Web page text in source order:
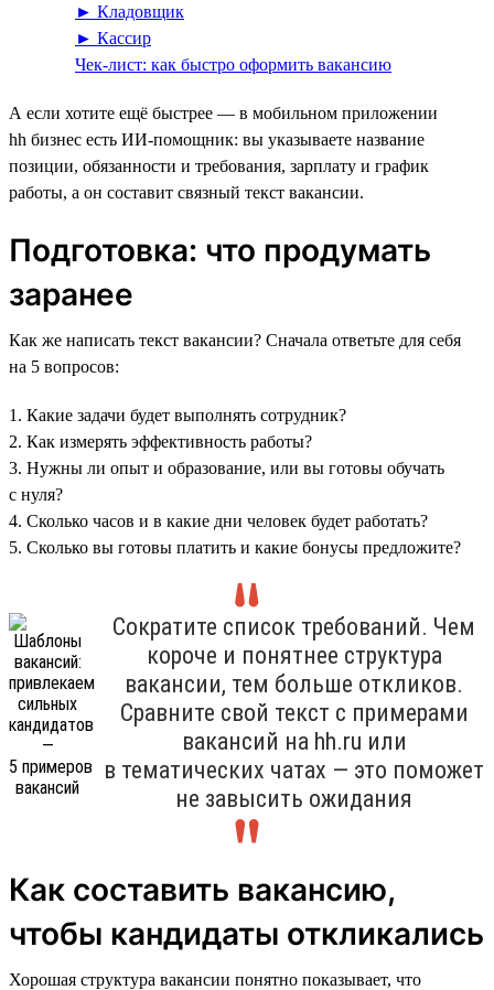
► Кладовщик
► Кассир
Чек-лист: как быстро оформить вакансию
А если хотите ещё быстрее — в мобильном приложении
hh бизнес есть ИИ‑помощник: вы указываете название
позиции, обязанности и требования, зарплату и график
работы, а он составит связный текст вакансии.
Подготовка: что продумать
заранее
Как же написать текст вакансии? Сначала ответьте для себя
на 5 вопросов:
1. Какие задачи будет выполнять сотрудник?
2. Как измерять эффективность работы?
3. Нужны ли опыт и образование, или вы готовы обучать
с нуля?
4. Сколько часов и в какие дни человек будет работать?
5. Сколько вы готовы платить и какие бонусы предложите?
Сократите список требований. Чем
короче и понятнее структура
вакансии, тем больше откликов.
Сравните свой текст с примерами
вакансий на hh.ru или
в тематических чатах — это поможет
не завысить ожидания
Как составить вакансию,
чтобы кандидаты откликались
Хорошая структура вакансии понятно показывает, что